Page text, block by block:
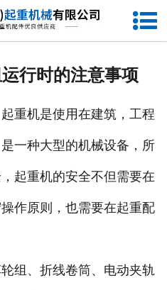
网站首页
资质证书
联系我们
行时的注意事项
机是使用在建筑，工程
一种大型的机械设备，所
起重机的安全不但需要在
作原则，也需要在起重配
组、折线卷筒、电动夹轨